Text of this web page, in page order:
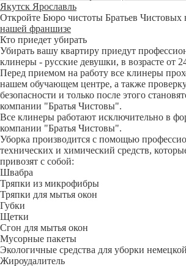
Якутск Ярославль
Откройте Бюро чистоты Братьев Чистовых
нашей франшизе
Кто приедет убирать
Убирать вашу квартиру приедут
клинеры - русские девушки, в возрасте от
Перед приемом на работу все клинеры
нашем обучающем центре, а также
безопасности и только после этого
компании "Братья Чистовы".
Все клинеры работают исключительно в
компании "Братья Чистовы".
Уборка производится с помощью
технических и химический средств,
привозят с собой:
Швабра
Тряпки из микрофибры
Тряпки для мытья окон
Губки
Щетки
Сгон для мытья окон
Мусорные пакеты
Экологичные средства для уборки
Жироудалитель